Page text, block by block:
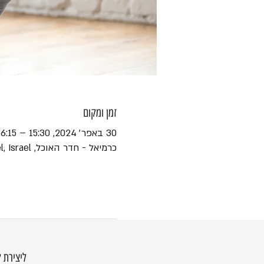
זמן ומקום
30 באפר׳ 2024, 15:30 – 16:15
כרמיאל - חדר האוכל, Ha-Yotsrim St 1, Karmiel, Israel